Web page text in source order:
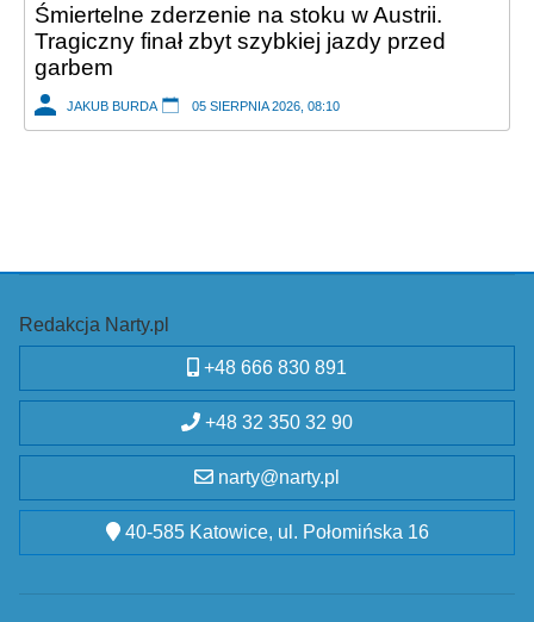
Śmiertelne zderzenie na stoku w Austrii.
Tragiczny finał zbyt szybkiej jazdy przed
garbem
JAKUB BURDA 05 SIERPNIA 2026, 08:10
Redakcja Narty.pl
+48 666 830 891
+48 32 350 32 90
narty@narty.pl
40-585 Katowice, ul. Połomińska 16